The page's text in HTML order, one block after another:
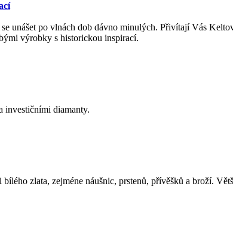
unášet po vlnách dob dávno minulých. Přivítají Vás
výrobky s historickou inspirací.
investičními diamanty.
zlata, zejméne náušnic, prstenů, přívěšků a broží.